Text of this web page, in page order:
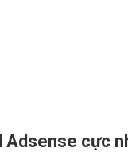
Adsense cực